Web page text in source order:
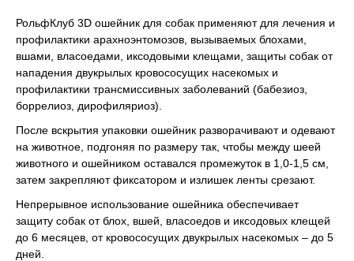
РольфКлуб 3D ошейник для собак применяют для лечения и
профилактики арахноэнтомозов, вызываемых блохами,
вшами, власоедами, иксодовыми клещами, защиты собак от
нападения двукрылых кровососущих насекомых и
профилактики трансмиссивных заболеваний (бабезиоз,
боррелиоз, дирофиляриоз).
После вскрытия упаковки ошейник разворачивают и одевают
на животное, подгоняя по размеру так, чтобы между шеей
животного и ошейником оставался промежуток в 1,0-1,5 см,
затем закрепляют фиксатором и излишек ленты срезают.
Непрерывное использование ошейника обеспечивает
защиту собак от блох, вшей, власоедов и иксодовых клещей
до 6 месяцев, от кровососущих двукрылых насекомых – до 5
дней.
© 2015—2026 ООО «Сытая Морда»
Согласие на обработку перс. данных
Хотите у нас работать?
Заполнить анкету
Правила оказания ветеринарной помощи
Реквизиты